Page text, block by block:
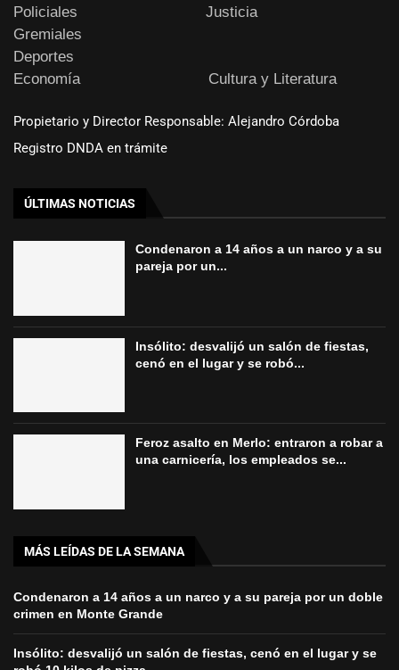
Policiales
Justicia
Gremiales
Deportes
Economía
Cultura y Literatura
Propietario y Director Responsable: Alejandro Córdoba
Registro DNDA en trámite
ÚLTIMAS NOTICIAS
Condenaron a 14 años a un narco y a su
pareja por un...
Insólito: desvalijó un salón de fiestas,
cenó en el lugar y se robó...
Feroz asalto en Merlo: entraron a robar a
una carnicería, los empleados se...
MÁS LEÍDAS DE LA SEMANA
Condenaron a 14 años a un narco y a su pareja por un doble
crimen en Monte Grande
Insólito: desvalijó un salón de fiestas, cenó en el lugar y se